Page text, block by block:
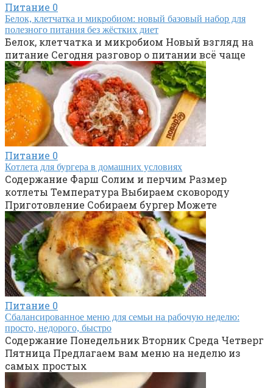
Питание 0
Белок, клетчатка и микробиом: новый базовый набор для
полезного питания без жёстких диет
Белок, клетчатка и микробиом Новый взгляд на
питание Сегодня разговор о питании всё чаще
Питание 0
Котлета для бургера в домашних условиях
Содержание Фарш Солим и перчим Размер
котлеты Температура Выбираем сковороду
Приготовление Собираем бургер Можете
Питание 0
Сбалансированное меню для семьи на рабочую неделю:
просто, недорого, быстро
Содержание Понедельник Вторник Среда Четверг
Пятница Предлагаем вам меню на неделю из
самых простых